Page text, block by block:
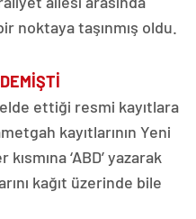
noktaya taşınmış oldu.
ettiği resmi kayıtlara
kayıtlarının Yeni
‘ABD’ yazarak
kağıt üzerinde bile